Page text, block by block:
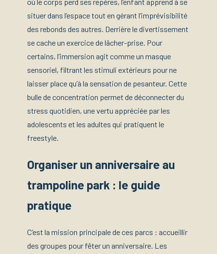
situer dans l’espace tout en gérant l’imprévisibilité
des rebonds des autres. Derrière le divertissement
se cache un exercice de lâcher-prise. Pour
certains, l’immersion agit comme un masque
sensoriel, filtrant les stimuli extérieurs pour ne
laisser place qu’à la sensation de pesanteur. Cette
bulle de concentration permet de déconnecter du
stress quotidien, une vertu appréciée par les
adolescents et les adultes qui pratiquent le
freestyle.
Organiser un anniversaire au
trampoline park : le guide
pratique
C’est la mission principale de ces parcs : accueillir
des groupes pour fêter un anniversaire. Les